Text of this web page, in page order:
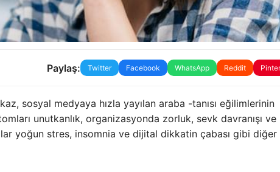
Paylaş: Twitter Facebook WhatsApp Reddit
sosyal medyaya hızla yayılan araba -tanısı eğilimlerinin
unutkanlık, organizasyonda zorluk, sevk davranışı ve
yoğun stres, insomnia ve dijital dikkatin çabası gibi